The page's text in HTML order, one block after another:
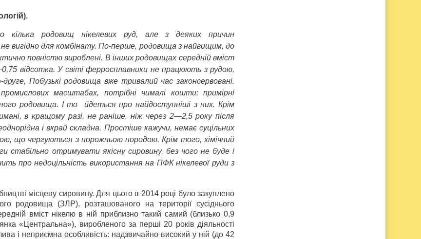
кілька родовищ нікелевих руд, але з деяких причин
не вигідно для комбінату. По-перше, родовища з найвищим, до
повністю вироблені. В інших родовищах середній вміст
відсотка. У світі ферросплавники не працюють з рудою,
Побузькі родовища вже тривалий час законсервовані.
масштабах, потрібні чималі кошти: примірні
родовища. І то йдеться про найдоступніші з них. Крім
в кращому разі, не раніше, ніж через 2—2,5 року після
і вкрай складна. Простіше кажучи, немає суцільних
що чергуються з порожньою породою. Крім того, хімічний
стабільно отримувати якісну сировину, без чого не буде і
про недоцільність використання на ПФК нікелевої руди з
місцеву сировину. Для цього в 2014 році було закуплено
родовища (ЗЛР), розташованого на території сусіднього
вміст нікелю в ній приблизно такий самий (близько 0,9
«Центральна»), виробленого за перші 20 років діяльності
і неприємна особливість: надзвичайно високий у ній (до 42